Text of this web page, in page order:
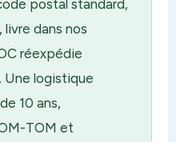
postal standard,
dans nos
réexpédie
Une logistique
10 ans,
TOM et